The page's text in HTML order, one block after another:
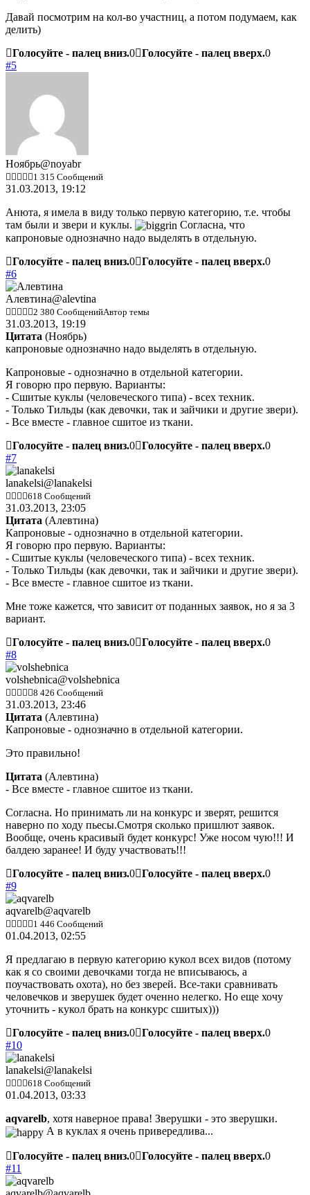
Давай посмотрим на кол-во участниц, а потом подумаем, как
делить)
Голосуйте - палец вниз.0 Голосуйте - палец вверх.0
#5
Ноябрь@noyabr
1 315 Сообщений
31.03.2013, 19:12
Анюта, я имела в виду только первую категорию, т.е. чтобы
там были и звери и куклы.
Согласна, что
капроновые однозначно надо выделять в отдельную.
Голосуйте - палец вниз.0 Голосуйте - палец вверх.0
#6
Алевтина@alevtina
2 380 СообщенийАвтор темы
31.03.2013, 19:19
Цитата (Ноябрь)
капроновые однозначно надо выделять в отдельную.
Капроновые - однозначно в отдельной категории.
Я говорю про первую. Варианты:
- Сшитые куклы (человеческого типа) - всех техник.
- Только Тильды (как девочки, так и зайчики и другие звери).
- Все вместе - главное сшитое из ткани.
Голосуйте - палец вниз.0 Голосуйте - палец вверх.0
#7
lanakelsi@lanakelsi
618 Сообщений
31.03.2013, 23:05
Цитата (Алевтина)
Капроновые - однозначно в отдельной категории.
Я говорю про первую. Варианты:
- Сшитые куклы (человеческого типа) - всех техник.
- Только Тильды (как девочки, так и зайчики и другие звери).
- Все вместе - главное сшитое из ткани.
Мне тоже кажется, что зависит от поданных заявок, но я за 3
вариант.
Голосуйте - палец вниз.0 Голосуйте - палец вверх.0
#8
volshebnica@volshebnica
8 426 Сообщений
31.03.2013, 23:46
Цитата (Алевтина)
Капроновые - однозначно в отдельной категории.
Это правильно!
Цитата (Алевтина)
- Все вместе - главное сшитое из ткани.
Согласна. Но принимать ли на конкурс и зверят, решится
наверно по ходу пьесы.Смотря сколько пришлют заявок.
Вообще, очень красивый будет конкурс! Уже носом чую!!! И
балдею заранее! И буду участвовать!!!
Голосуйте - палец вниз.0 Голосуйте - палец вверх.0
#9
aqvarelb@aqvarelb
1 446 Сообщений
01.04.2013, 02:55
Я предлагаю в первую категорию кукол всех видов (потому
как я со своими девочками тогда не вписываюсь, а
поучаствовать охота), но без зверей. Все-таки сравнивать
человечков и зверушек будет оченно нелегко. Но еще хочу
уточнить - кукол брать на конкурс сшитых)))
Голосуйте - палец вниз.0 Голосуйте - палец вверх.0
#10
lanakelsi@lanakelsi
618 Сообщений
01.04.2013, 03:33
aqvarelb, хотя наверное права! Зверушки - это зверушки.
А в куклах я очень привередлива...
Голосуйте - палец вниз.0 Голосуйте - палец вверх.0
#11